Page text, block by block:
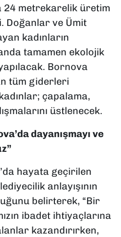
24 metrekarelik üretim
Doğanlar ve Ümit
kadınların
tamamen ekolojik
Bornova
tüm giderleri
çapalama,
üstlenecek.
dayanışmayı ve
hayata geçirilen
anlayışının
belirterek, “Bir
ibadet ihtiyaçlarına
kazandırırken,